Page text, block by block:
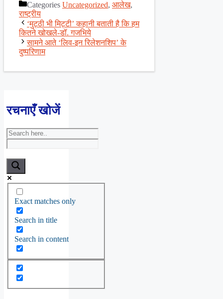
ShareCategories Uncategorized, आलेख,
राष्ट्रीय
‘मुट्ठी भी मिट्टी’ कहानी बताती है कि हम
कितने खोखले-डॉ. गजभिये
सामने आते ‘लिव-इन रिलेशनशिप’ के
दुष्परिणाम
रचनाएँ खोजें
Exact matches only
Search in title
Search in content